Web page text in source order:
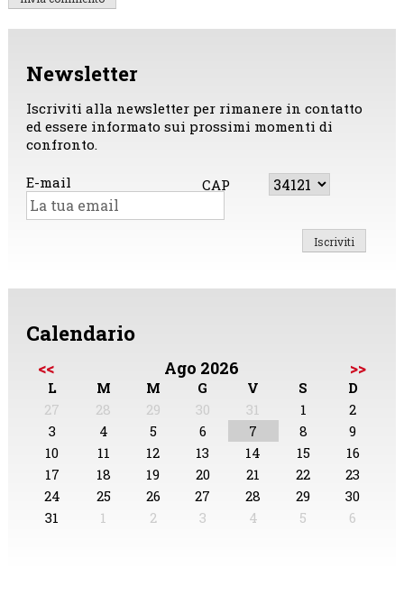
Newsletter
Iscriviti alla newsletter per rimanere in contatto
ed essere informato sui prossimi momenti di
confronto.
E-mail CAP
Calendario
<< Ago 2026 >>
L M M G V S
D
27
28 29 30 31 1
2
3
4 5 6 7 8
9
10
11 12 13 14 15
16
17
18 19 20 21 22
23
24
25 26 27 28 29
30
31
1 2 3 4 5 6